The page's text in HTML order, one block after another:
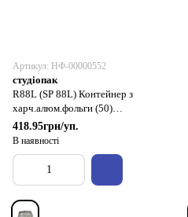
Артикул: НФ-00000552
студіопак
R88L (SP 88L) Контейнер з
харч.алюм.фольги (50)
STANDART
418.95грн/уп.
В наявності